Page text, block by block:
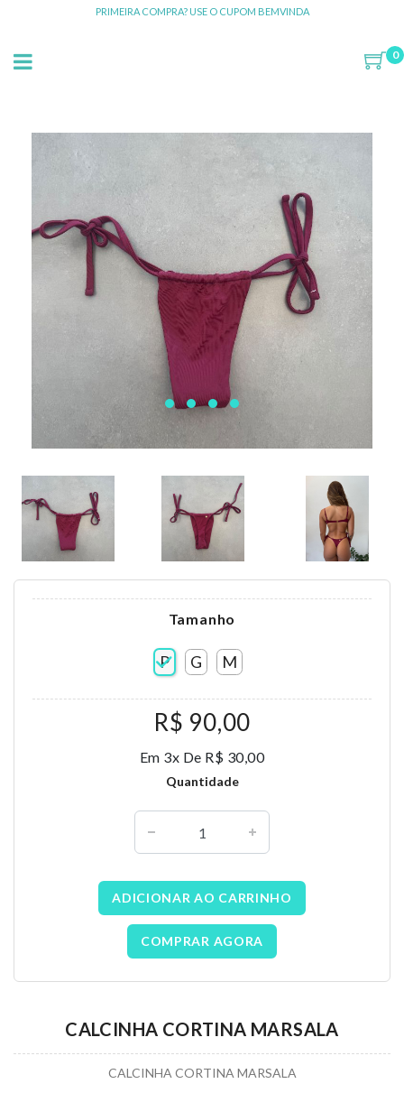
PRIMEIRA COMPRA? USE O CUPOM BEMVINDA
0
Tamanho
P G M
R$ 90,00
Em 3x De R$ 30,00
Quantidade
ADICIONAR AO CARRINHO
COMPRAR AGORA
CALCINHA CORTINA MARSALA
CALCINHA CORTINA MARSALA